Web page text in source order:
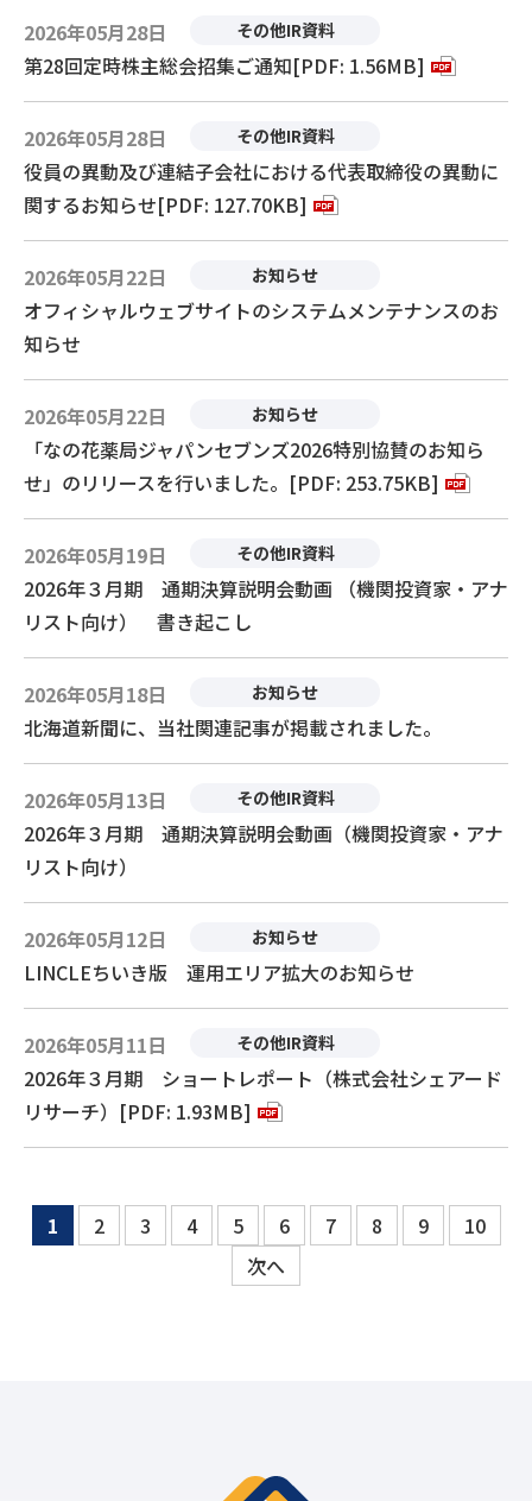
2026年05月28日 その他IR資料
第28回定時株主総会招集ご通知[PDF: 1.56MB]
2026年05月28日 その他IR資料
役員の異動及び連結子会社における代表取締役の異動に
関するお知らせ[PDF: 127.70KB]
2026年05月22日 お知らせ
オフィシャルウェブサイトのシステムメンテナンスのお
知らせ
2026年05月22日 お知らせ
「なの花薬局ジャパンセブンズ2026特別協賛のお知ら
せ」のリリースを行いました。[PDF: 253.75KB]
2026年05月19日 その他IR資料
2026年３月期 通期決算説明会動画 （機関投資家・アナ
リスト向け） 書き起こし
2026年05月18日 お知らせ
北海道新聞に、当社関連記事が掲載されました。
2026年05月13日 その他IR資料
2026年３月期 通期決算説明会動画（機関投資家・アナ
リスト向け）
2026年05月12日 お知らせ
LINCLEちいき版 運用エリア拡大のお知らせ
2026年05月11日 その他IR資料
2026年３月期 ショートレポート（株式会社シェアード
リサーチ）[PDF: 1.93MB]
1 2 3 4 5 6 7 8 9
10
次へ